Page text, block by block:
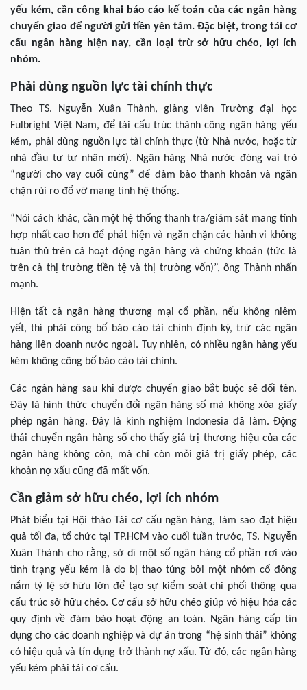
yếu kém, cần công khai báo cáo kế toán của các ngân hàng
chuyển giao để người gửi tiền yên tâm. Đặc biệt, trong tái cơ
cấu ngân hàng hiện nay, cần loại trừ sở hữu chéo, lợi ích
nhóm.
Phải dùng nguồn lực tài chính thực
Theo TS. Nguyễn Xuân Thành, giảng viên Trường đại học
Fulbright Việt Nam, để tái cấu trúc thành công ngân hàng yếu
kém, phải dùng nguồn lực tài chính thực (từ Nhà nước, hoặc từ
nhà đầu tư tư nhân mới). Ngân hàng Nhà nước đóng vai trò
“người cho vay cuối cùng” để đảm bảo thanh khoản và ngăn
chặn rủi ro đổ vỡ mang tính hệ thống.
“Nói cách khác, cần một hệ thống thanh tra/giám sát mang tính
hợp nhất cao hơn để phát hiện và ngăn chặn các hành vi không
tuân thủ trên cả hoạt động ngân hàng và chứng khoán (tức là
trên cả thị trường tiền tệ và thị trường vốn)”, ông Thành nhấn
mạnh.
Hiện tất cả ngân hàng thương mại cổ phần, nếu không niêm
yết, thì phải công bố báo cáo tài chính định kỳ, trừ các ngân
hàng liên doanh nước ngoài. Tuy nhiên, có nhiều ngân hàng yếu
kém không công bố báo cáo tài chính.
Các ngân hàng sau khi được chuyển giao bắt buộc sẽ đổi tên.
Đây là hình thức chuyển đổi ngân hàng số mà không xóa giấy
phép ngân hàng. Đây là kinh nghiệm Indonesia đã làm. Động
thái chuyển ngân hàng số cho thấy giá trị thương hiệu của các
ngân hàng không còn, mà chỉ còn mỗi giá trị giấy phép, các
khoản nợ xấu cũng đã mất vốn.
Cần giảm sở hữu chéo, lợi ích nhóm
Phát biểu tại Hội thảo Tái cơ cấu ngân hàng, làm sao đạt hiệu
quả tối đa, tổ chức tại TP.HCM vào cuối tuần trước, TS. Nguyễn
Xuân Thành cho rằng, sở dĩ một số ngân hàng cổ phần rơi vào
tình trạng yếu kém là do bị thao túng bởi một nhóm cổ đông
nắm tỷ lệ sở hữu lớn để tạo sự kiểm soát chi phối thông qua
cấu trúc sở hữu chéo. Cơ cấu sở hữu chéo giúp vô hiệu hóa các
quy định về đảm bảo hoạt động an toàn. Ngân hàng cấp tín
dụng cho các doanh nghiệp và dự án trong “hệ sinh thái” không
có hiệu quả và tín dụng trở thành nợ xấu. Từ đó, các ngân hàng
yếu kém phải tái cơ cấu.